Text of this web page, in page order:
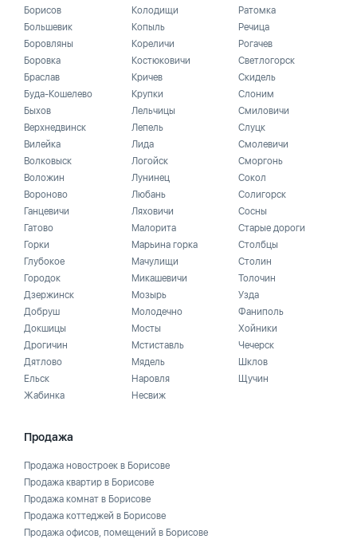
Борисов
Большевик
Боровляны
Боровка
Браслав
Буда-Кошелево
Быхов
Верхнедвинск
Вилейка
Волковыск
Воложин
Вороново
Ганцевичи
Гатово
Горки
Глубокое
Городок
Дзержинск
Добруш
Докшицы
Дрогичин
Дятлово
Ельск
Жабинка
Колодищи
Копыль
Кореличи
Костюковичи
Кричев
Крупки
Лельчицы
Лепель
Лида
Логойск
Лунинец
Любань
Ляховичи
Малорита
Марьина горка
Мачулищи
Микашевичи
Мозырь
Молодечно
Мосты
Мстиставль
Мядель
Наровля
Несвиж
Ратомка
Речица
Рогачев
Светлогорск
Скидель
Слоним
Смиловичи
Слуцк
Смолевичи
Сморгонь
Сокол
Солигорск
Сосны
Старые дороги
Столбцы
Столин
Толочин
Узда
Фаниполь
Хойники
Чечерск
Шклов
Щучин
Продажа
Продажа новостроек в Борисове
Продажа квартир в Борисове
Продажа комнат в Борисове
Продажа коттеджей в Борисове
Продажа офисов, помещений в Борисове